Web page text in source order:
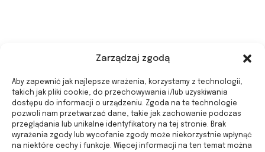
Zarządzaj zgodą
Aby zapewnić jak najlepsze wrażenia, korzystamy z technologii,
takich jak pliki cookie, do przechowywania i/lub uzyskiwania
dostępu do informacji o urządzeniu. Zgoda na te technologie
pozwoli nam przetwarzać dane, takie jak zachowanie podczas
przeglądania lub unikalne identyfikatory na tej stronie. Brak
wyrażenia zgody lub wycofanie zgody może niekorzystnie wpłynąć
na niektóre cechy i funkcje. Więcej informacji na ten temat można